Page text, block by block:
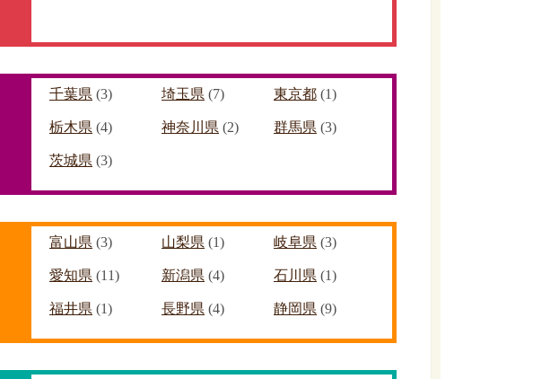
千葉県 (3) 埼玉県 (7) 東京都 (1)
栃木県 (4) 神奈川県 (2) 群馬県 (3)
茨城県 (3)
富山県 (3) 山梨県 (1) 岐阜県 (3)
愛知県 (11) 新潟県 (4) 石川県 (1)
福井県 (1) 長野県 (4) 静岡県 (9)